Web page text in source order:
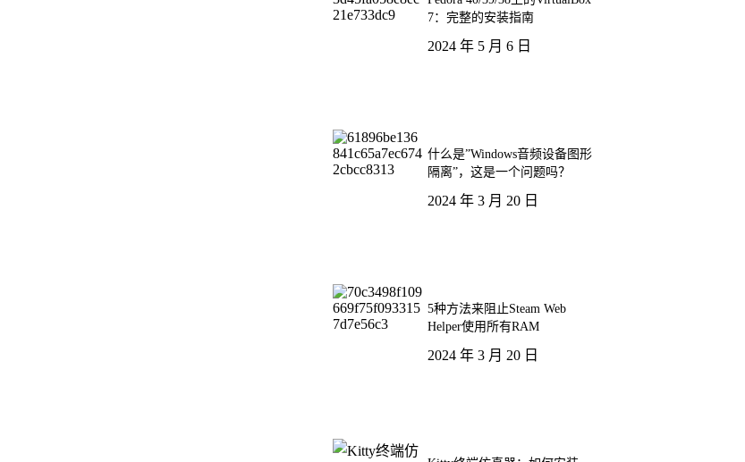
7：完整的安装指南
2024 年 5 月 6 日
什么是”Windows音频设备图形
隔离”，这是一个问题吗？
2024 年 3 月 20 日
5种方法来阻止Steam Web
Helper使用所有RAM
2024 年 3 月 20 日